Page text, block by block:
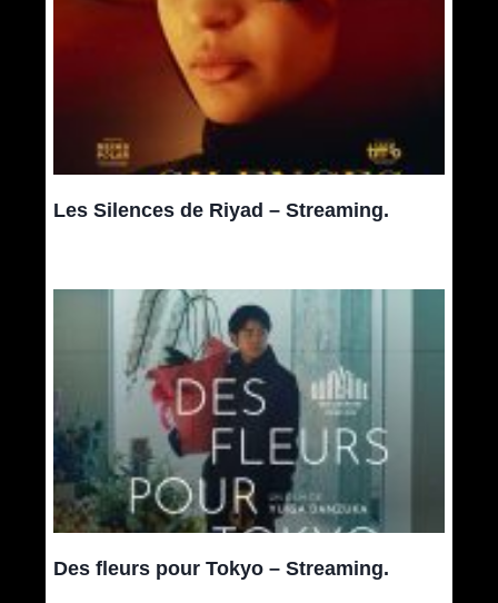
Les Silences de Riyad – Streaming.
Des fleurs pour Tokyo – Streaming.